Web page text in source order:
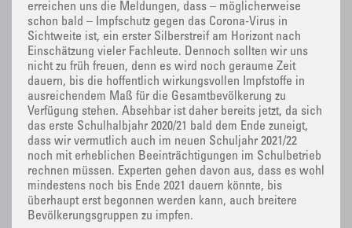
erreichen uns die Meldungen, dass – möglicherweise
schon bald – Impfschutz gegen das Corona-Virus in
Sichtweite ist, ein erster Silberstreif am Horizont nach
Einschätzung vieler Fachleute. Dennoch sollten wir uns
nicht zu früh freuen, denn es wird noch geraume Zeit
dauern, bis die hoffentlich wirkungsvollen Impfstoffe in
ausreichendem Maß für die Gesamtbevölkerung zu
Verfügung stehen. Absehbar ist daher bereits jetzt, da sich
das erste Schulhalbjahr 2020/21 bald dem Ende zuneigt,
dass wir vermutlich auch im neuen Schuljahr 2021/22
noch mit erheblichen Beeinträchtigungen im Schulbetrieb
rechnen müssen. Experten gehen davon aus, dass es wohl
mindestens noch bis Ende 2021 dauern könnte, bis
überhaupt erst begonnen werden kann, auch breitere
Bevölkerungsgruppen zu impfen.